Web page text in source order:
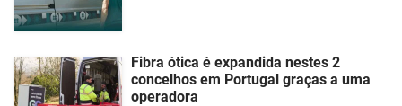
Fibra ótica é expandida nestes 2
concelhos em Portugal graças a uma
operadora